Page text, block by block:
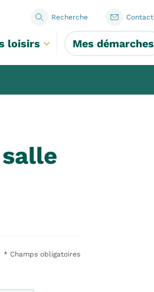
loisirs Mes démarches
Recherche Contact
* Champs obligatoires